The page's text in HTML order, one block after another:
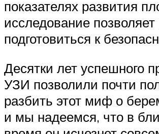
показателях развития
исследование позволяет
подготовиться к
Десятки лет успешного
УЗИ позволили почти
разбить этот миф о
и мы надеемся, что в